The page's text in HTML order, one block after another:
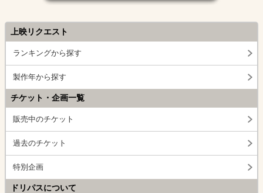
上映リクエスト
ランキングから探す
製作年から探す
チケット・企画一覧
販売中のチケット
過去のチケット
特別企画
ドリパスについて